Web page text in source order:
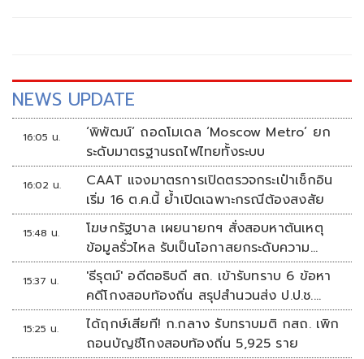
NEWS UPDATE
16:05 น.
‘พิพัฒน์’ ถอดโมเดล ‘Moscow Metro’ ยก
ระดับมาตรฐานรถไฟไทยทั้งระบบ
16:02 น.
CAAT แจงมาตรการเปิดตรวจกระเป๋าเช็กอิน
เริ่ม 16 ต.ค.นี้ ย้ำเปิดเฉพาะกรณีต้องสงสัย
15:48 น.
โฆษกรัฐบาล เผยนายกฯ สั่งสอบหาต้นเหตุ
ข้อมูลรั่วไหล รับเป็นโอกาสยกระดับความ
มั่นคงปลอดภัยข้อมูลภาครัฐทั้งระบบ
15:37 น.
'ธีรุตม์' อดีตอธิบดี สถ. เข้ารับทราบ 6 ข้อหา
คดีโกงสอบท้องถิ่น สรุปสำนวนส่ง ป.ป.ช.
สัปดาห์หน้า
15:25 น.
ได้ฤกษ์เสียที! ก.กลาง รับทราบมติ กสถ. เพิก
ถอนบัญชีโกงสอบท้องถิ่น 5,925 ราย